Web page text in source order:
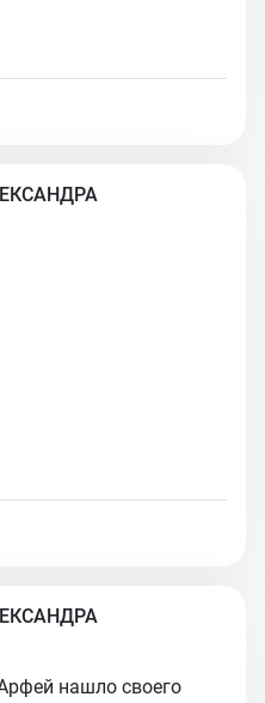
нашло своего